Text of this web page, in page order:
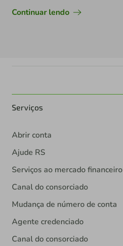
Continuar lendo
Serviços
Abrir conta
Ajude RS
Serviços ao mercado financeiro
Canal do consorciado
Mudança de número de conta
Agente credenciado
Canal do consorciado